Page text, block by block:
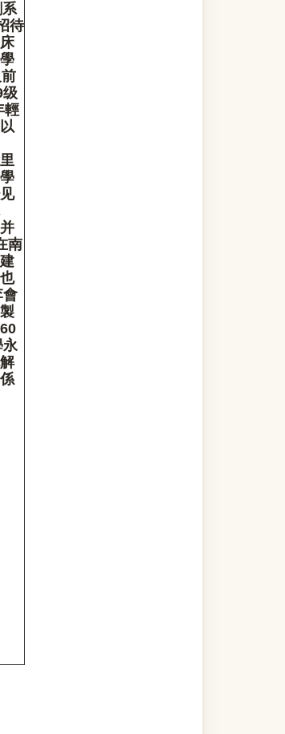
待
级
輕
南
會
永